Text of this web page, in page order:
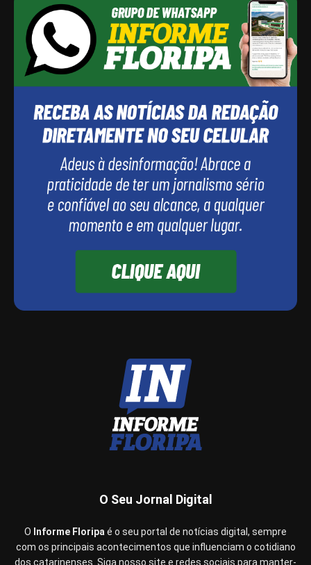
O Seu Jornal Digital
O Informe Floripa é o seu portal de notícias digital, sempre
com os principais acontecimentos que influenciam o cotidiano
dos catarinenses. Siga nosso site e redes sociais para manter-